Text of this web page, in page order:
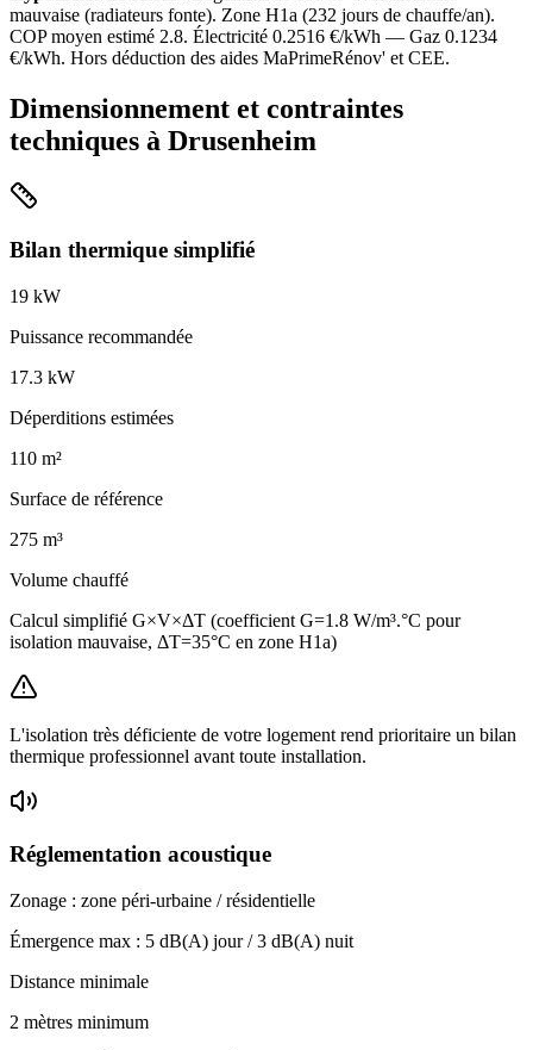
mauvaise (radiateurs fonte). Zone H1a (232 jours de chauffe/an).
COP moyen estimé 2.8. Électricité 0.2516 €/kWh — Gaz 0.1234
€/kWh. Hors déduction des aides MaPrimeRénov' et CEE.
Dimensionnement et contraintes
techniques à Drusenheim
Bilan thermique simplifié
19 kW
Puissance recommandée
17.3 kW
Déperditions estimées
110 m²
Surface de référence
275 m³
Volume chauffé
Calcul simplifié G×V×ΔT (coefficient G=1.8 W/m³.°C pour
isolation mauvaise, ΔT=35°C en zone H1a)
L'isolation très déficiente de votre logement rend prioritaire un bilan
thermique professionnel avant toute installation.
Réglementation acoustique
Zonage : zone péri-urbaine / résidentielle
Émergence max : 5 dB(A) jour /3 dB(A) nuit
Distance minimale
2 mètres minimum